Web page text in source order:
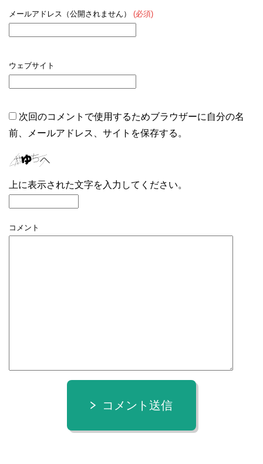
メールアドレス（公開されません） (必須)
ウェブサイト
次回のコメントで使用するためブラウザーに自分の名
前、メールアドレス、サイトを保存する。
上に表示された文字を入力してください。
コメント
コメント送信